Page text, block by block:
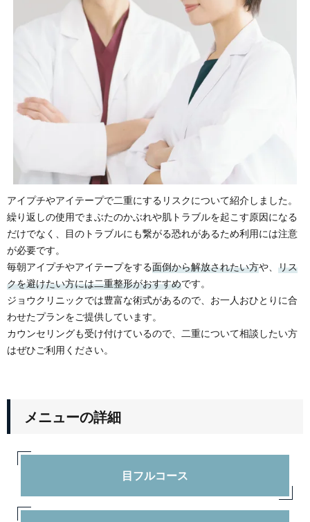
アイプチやアイテープで二重にするリスクについて紹介しました。
繰り返しの使用でまぶたのかぶれや肌トラブルを起こす原因になる
だけでなく、目のトラブルにも繋がる恐れがあるため利用には注意
が必要です。
毎朝アイプチやアイテープをする面倒から解放されたい方や、 リス
クを避けたい方には二重整形がおすすめです。
ジョウクリニックでは豊富な術式があるので、お一人おひとりに合
わせたプランをご提供しています。
カウンセリングも受け付けているので、二重について相談したい方
はぜひご利用ください。
メニューの詳細
目フルコース